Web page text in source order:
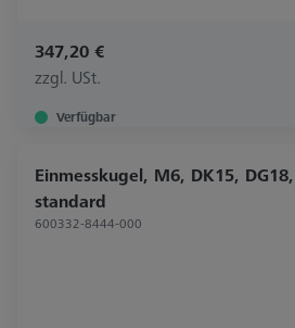
347,20 €
zzgl. USt.
Verfügbar
Einmesskugel, M6, DK15,
standard
600332-8444-000